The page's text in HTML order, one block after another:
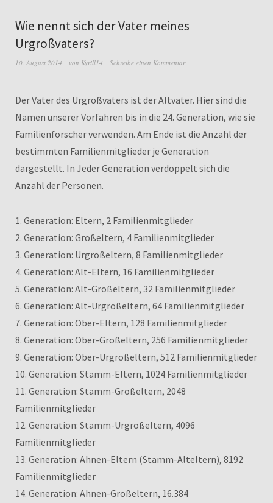
Wie nennt sich der Vater meines
Urgroßvaters?
10. August 2014 von Kyrill14 Schreibe einen Kommentar
Der Vater des Urgroßvaters ist der Altvater. Hier sind die
Namen unserer Vorfahren bis in die 24. Generation, wie sie
Familienforscher verwenden. Am Ende ist die Anzahl der
bestimmten Familienmitglieder je Generation
dargestellt. In Jeder Generation verdoppelt sich die
Anzahl der Personen.
1. Generation: Eltern, 2 Familienmitglieder
2. Generation: Großeltern, 4 Familienmitglieder
3. Generation: Urgroßeltern, 8 Familienmitglieder
4. Generation: Alt-Eltern, 16 Familienmitglieder
5. Generation: Alt-Großeltern, 32 Familienmitglieder
6. Generation: Alt-Urgroßeltern, 64 Familienmitglieder
7. Generation: Ober-Eltern, 128 Familienmitglieder
8. Generation: Ober-Großeltern, 256 Familienmitglieder
9. Generation: Ober-Urgroßeltern, 512 Familienmitglieder
10. Generation: Stamm-Eltern, 1024 Familienmitglieder
11. Generation: Stamm-Großeltern, 2048
Familienmitglieder
12. Generation: Stamm-Urgroßeltern, 4096
Familienmitglieder
13. Generation: Ahnen-Eltern (Stamm-Alteltern), 8192
Familienmitglieder
14. Generation: Ahnen-Großeltern, 16.384